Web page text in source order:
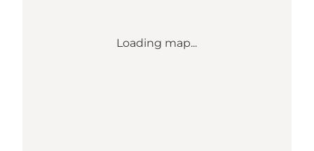
Loading map...